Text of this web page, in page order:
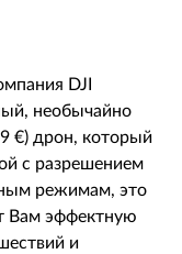
DJI
необычайно
€) дрон, который
с разрешением
режимам, это
Вам эффектную
и